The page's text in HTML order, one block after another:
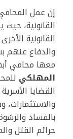
إن عمل
القانونية،
القانونية
والدفاع عنهم
معها محامي
المهلكي
القضايا
والاستثمارات،
بالفساد
جرائم القتل